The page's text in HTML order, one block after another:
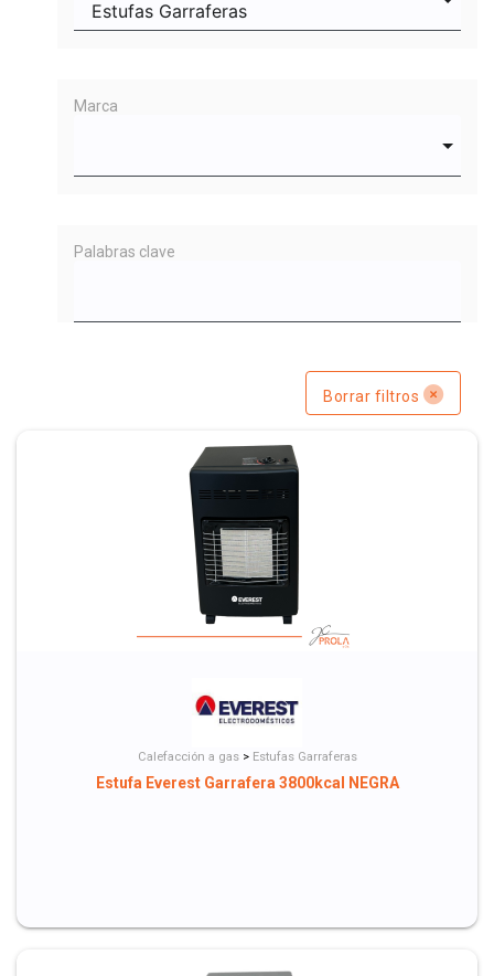
Marca
Palabras clave
Borrar filtros
Calefacción a gas >Estufas Garraferas
Estufa Everest Garrafera 3800kcal NEGRA